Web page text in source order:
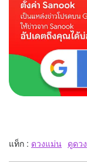
แท็ก : ดวงแม่น ดูดวง